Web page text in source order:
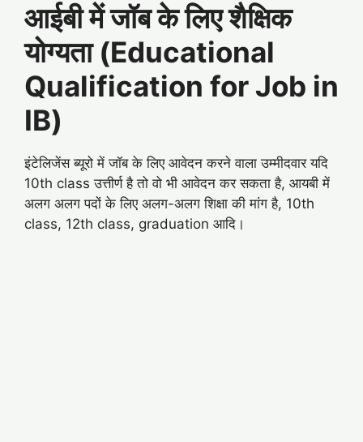
आईबी में जॉब के लिए शैक्षिक
योग्यता (Educational
Qualification for Job in
IB)
इंटेलिजेंस ब्यूरो में जॉब के लिए आवेदन करने वाला उम्मीदवार यदि
10th class उत्तीर्ण है तो वो भी आवेदन कर सकता है, आयबी में
अलग अलग पदों के लिए अलग-अलग शिक्षा की मांग है, 10th
class, 12th class, graduation आदि।